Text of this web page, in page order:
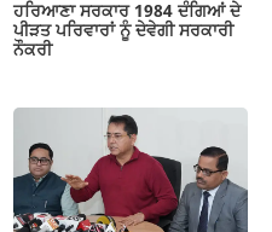
ਹਰਿਆਣਾ ਸਰਕਾਰ 1984 ਦੰਗਿਆਂ ਦੇ
ਪੀੜਤ ਪਰਿਵਾਰਾਂ ਨੂੰ ਦੇਵੇਗੀ ਸਰਕਾਰੀ
ਨੌਕਰੀ